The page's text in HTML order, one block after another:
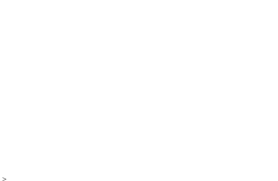
>